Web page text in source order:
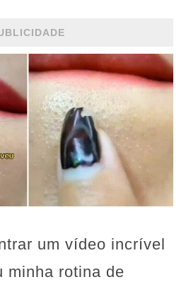
um vídeo incrível
minha rotina de